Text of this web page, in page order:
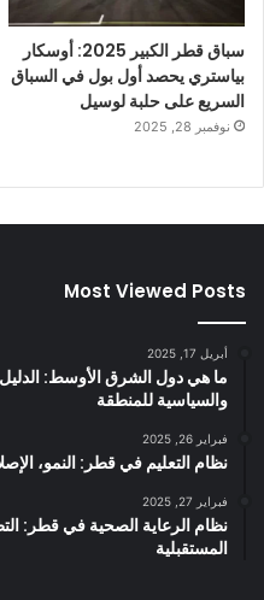
سباق قطر الكبير 2025: أوسكار
بياستري يحصد أول بول في السباق
السريع على حلبة لوسيل
نوفمبر 28, 2025
Most Viewed Posts
أبريل 17, 2025
ما هي دول الشرق الأوسط: الدليل
والسياسية للمنطقة
فبراير 26, 2025
نظام التعليم في قطر: النمو،
فبراير 27, 2025
نظام الرعاية الصحية في قطر:
المستقبلية